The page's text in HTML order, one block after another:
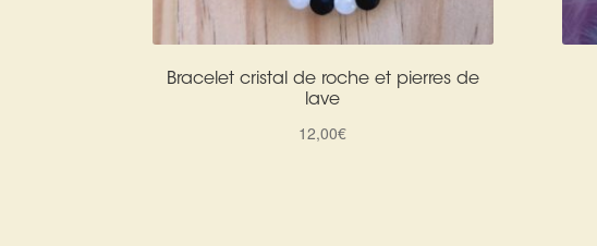
Bracelet cristal de roche et pierres de
lave
12,00€